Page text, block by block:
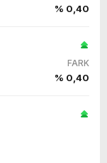
% 0,40
FARK
% 0,40